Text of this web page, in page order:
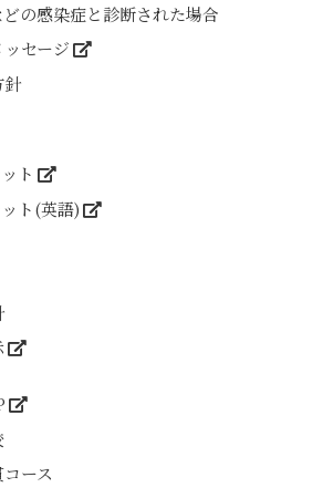
の感染症と診断された場合
セージ
針
ト
ト(英語)
ース